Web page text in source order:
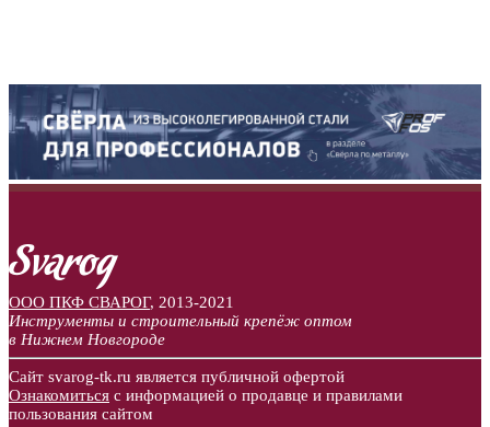
ООО ПКФ СВАРОГ, 2013-2021
Инструменты и строительный крепёж оптом
в Нижнем Новгороде
Сайт svarog-tk.ru является публичной офертой
Ознакомиться с информацией о продавце и правилами
пользования сайтом